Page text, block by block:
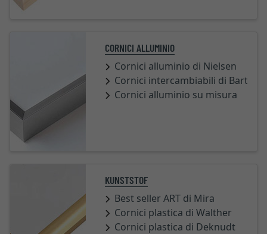
CORNICI ALLUMINIO
Cornici alluminio di Nielsen
Cornici intercambiabili di Barth
Cornici alluminio su misura
KUNSTSTOF
Best seller ART di Mira
Cornici plastica di Walther
Cornici plastica di Deknudt